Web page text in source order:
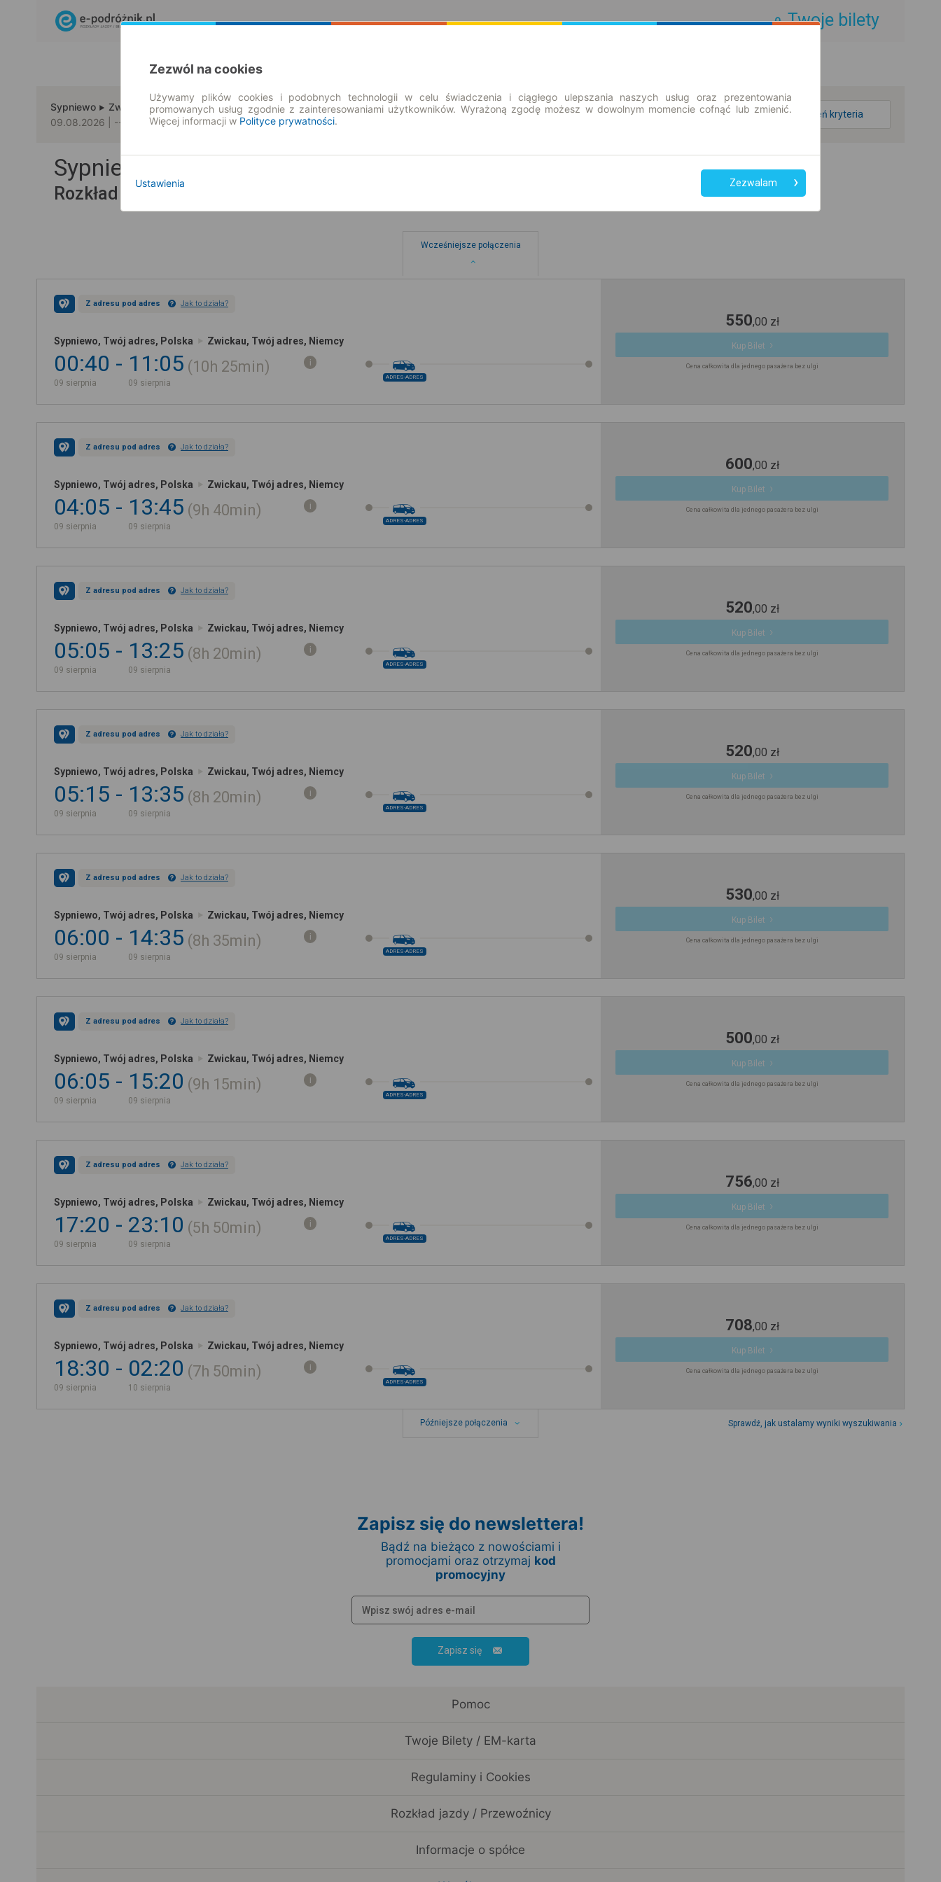
Twoje bilety
Sypniewo
Zwickau
09.08.2026 | -- : --
zmień kryteria
Sypniewo → Zwickau
Rozkład jazdy i bilety
Wcześniejsze połączenia
Z adresu pod adres Jak to działa?
Sypniewo, Twój adres, Polska Zwickau, Twój adres, Niemcy
00:40
09 sierpnia
11:05
09 sierpnia
10h 25min
ADRES-ADRES
550,00 zł
Kup Bilet
Cena całkowita dla jednego pasażera bez ulgi
Z adresu pod adres Jak to działa?
Sypniewo, Twój adres, Polska Zwickau, Twój adres, Niemcy
04:05
09 sierpnia
13:45
09 sierpnia
9h 40min
ADRES-ADRES
600,00 zł
Kup Bilet
Cena całkowita dla jednego pasażera bez ulgi
Z adresu pod adres Jak to działa?
Sypniewo, Twój adres, Polska Zwickau, Twój adres, Niemcy
05:05
09 sierpnia
13:25
09 sierpnia
8h 20min
ADRES-ADRES
520,00 zł
Kup Bilet
Cena całkowita dla jednego pasażera bez ulgi
Z adresu pod adres Jak to działa?
Sypniewo, Twój adres, Polska Zwickau, Twój adres, Niemcy
05:15
09 sierpnia
13:35
09 sierpnia
8h 20min
ADRES-ADRES
520,00 zł
Kup Bilet
Cena całkowita dla jednego pasażera bez ulgi
Z adresu pod adres Jak to działa?
Sypniewo, Twój adres, Polska Zwickau, Twój adres, Niemcy
06:00
09 sierpnia
14:35
09 sierpnia
8h 35min
ADRES-ADRES
530,00 zł
Kup Bilet
Cena całkowita dla jednego pasażera bez ulgi
Z adresu pod adres Jak to działa?
Sypniewo, Twój adres, Polska Zwickau, Twój adres, Niemcy
06:05
09 sierpnia
15:20
09 sierpnia
9h 15min
ADRES-ADRES
500,00 zł
Kup Bilet
Cena całkowita dla jednego pasażera bez ulgi
Z adresu pod adres Jak to działa?
Sypniewo, Twój adres, Polska Zwickau, Twój adres, Niemcy
17:20
09 sierpnia
23:10
09 sierpnia
5h 50min
ADRES-ADRES
756,00 zł
Kup Bilet
Cena całkowita dla jednego pasażera bez ulgi
Z adresu pod adres Jak to działa?
Sypniewo, Twój adres, Polska Zwickau, Twój adres, Niemcy
18:30
09 sierpnia
02:20
10 sierpnia
7h 50min
ADRES-ADRES
708,00 zł
Kup Bilet
Cena całkowita dla jednego pasażera bez ulgi
Późniejsze połączenia Sprawdź, jak ustalamy wyniki wyszukiwania
Zapisz się do newslettera!
Bądź na bieżąco z nowościami i
promocjami oraz otrzymaj kod
promocyjny
Zapisz się
Pomoc
Twoje Bilety / EM-karta
Regulaminy i Cookies
Rozkład jazdy / Przewoźnicy
Informacje o spółce
Zezwól na cookies
Używamy plików cookies i podobnych technologii w celu świadczenia i ciągłego ulepszania naszych usług oraz prezentowania
promowanych usług zgodnie z zainteresowaniami użytkowników. Wyrażoną zgodę możesz w dowolnym momencie cofnąć lub zmienić.
Więcej informacji w Polityce prywatności.
Ustawienia Zezwalam